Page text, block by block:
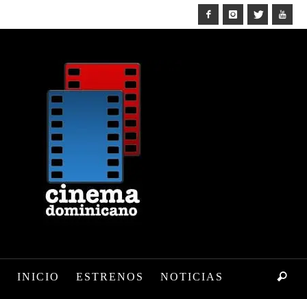
INICIO ESTRENOS NOTICIAS